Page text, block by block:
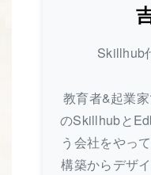
Skillhub
教育者&起業
のSkillhubと
う会社をやっ
構築からデザ